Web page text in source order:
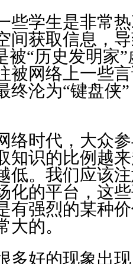
些学生是非常
间获取信息，
被“历史发明家
被网络上一些
终沦为“键盘侠
络时代，大众
知识的比例越
低。我们应该
化的平台，这
有强烈的某种
的。
多好的现象出